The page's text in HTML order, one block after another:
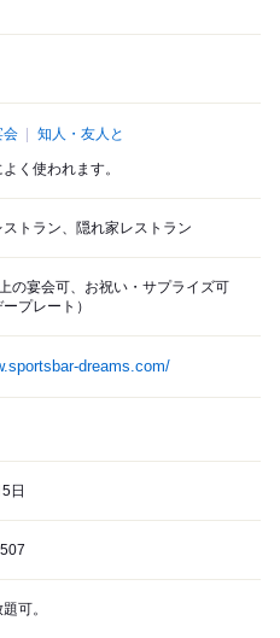
会 知人・友人と
く使われます。
トラン、隠れ家レストラン
の宴会可、お祝い・サプライズ可
ープレート）
dreams.com/
日
可。